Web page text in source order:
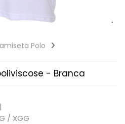
Polo
- Branca
/ XGG